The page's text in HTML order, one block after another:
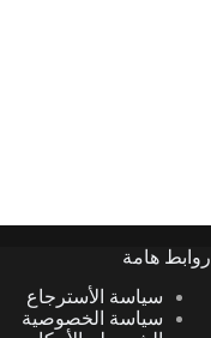
روابط هامة
سياسة الأسترجاع
سياسة الخصوصية